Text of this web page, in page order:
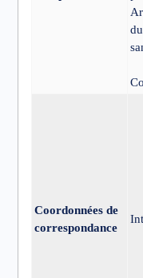
Coordonnées de
correspondance